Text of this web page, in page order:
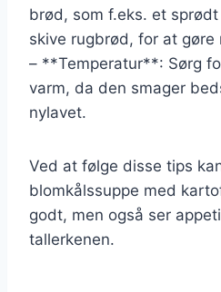
brød, som f.eks. et
skive rugbrød, for at
– **Temperatur**: Sørg
varm, da den smager
nylavet.
Ved at følge disse tips
blomkålssuppe med
godt, men også ser
tallerkenen.